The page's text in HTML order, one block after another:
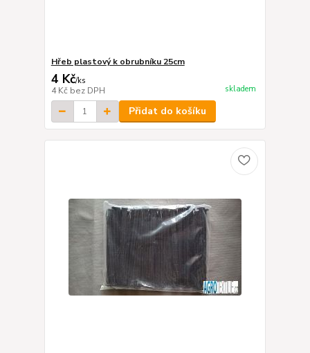
Hřeb plastový k obrubníku 25cm
4 Kč/ks
4 Kč bez DPH skladem
Přidat do košíku